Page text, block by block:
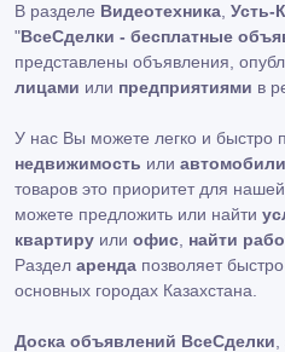
В разделе Видеотехника Усть-
"ВсеСделки - бесплатные
представлены объявления,
лицами или предприятиями в
У нас Вы можете легко и быстро
недвижимость или автомобили
товаров это приоритет для
можете предложить или найти
квартиру или офис найти
Раздел аренда позволяет
основных городах Казахстана.
Доска объявлений ВсеСделки